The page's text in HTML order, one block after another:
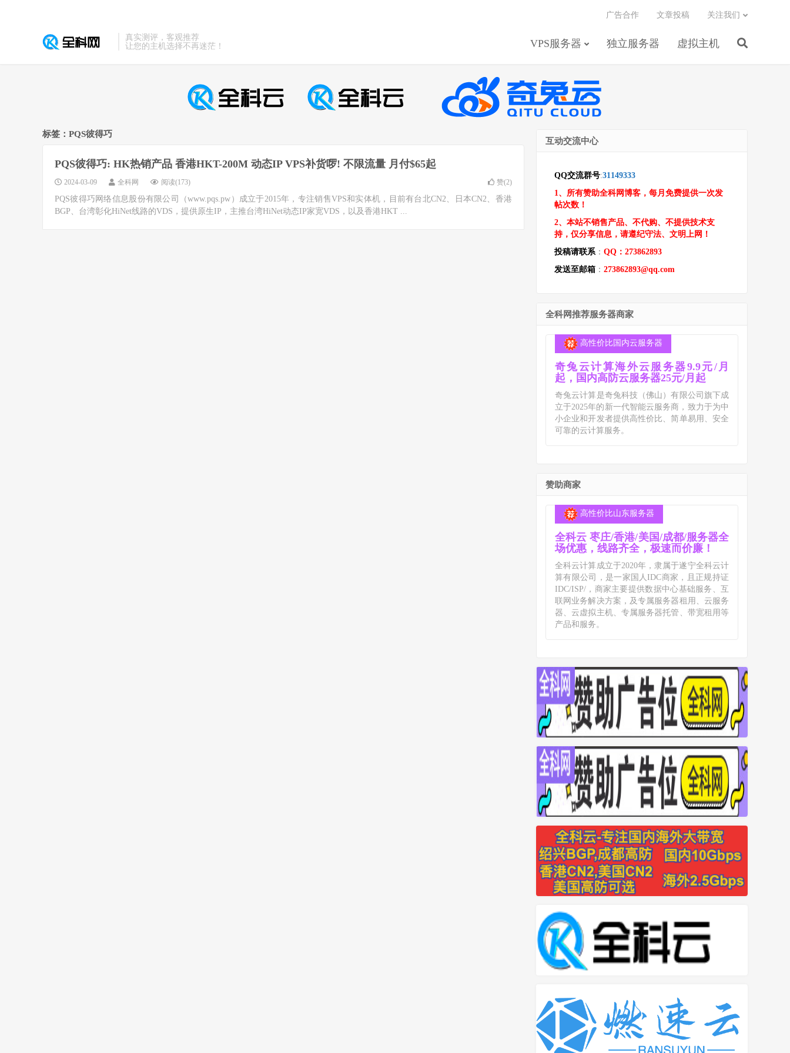
真实测评，客观推荐
让您的主机选择不再迷茫！
VPS服务器 独立服务器 虚拟主机
广告合作 文章投稿 关注我们
标签：PQS彼得巧
PQS彼得巧: HK热销产品 香港HKT-200M 动态IP VPS补货啰! 不限流量 月付$65起
2024-03-09 全科网 阅读(173) 赞(2)
PQS彼得巧网络信息股份有限公司（www.pqs.pw）成立于2015年，专注销售VPS和实体机，目前有台北CN2、日本CN2、香港
BGP、台湾彰化HiNet线路的VDS，提供原生IP，主推台湾HiNet动态IP家宽VDS，以及香港HKT ...
互动交流中心
QQ交流群号:31149333
1、所有赞助全科网博客，每月免费提供一次发
帖次数！
2、本站不销售产品、不代购、不提供技术支
持，仅分享信息，请遵纪守法、文明上网！
投稿请联系： QQ：273862893
发送至邮箱 ： 273862893@qq.com
全科网推荐服务器商家
高性价比国内云服务器
奇兔云计算海外云服务器9.9元/月
起，国内高防云服务器25元/月起
奇兔云计算是奇兔科技（佛山）有限公司旗下成
立于2025年的新一代智能云服务商，致力于为中
小企业和开发者提供高性价比、简单易用、安全
可靠的云计算服务。
赞助商家
高性价比山东服务器
全科云 枣庄/香港/美国/成都/服务器全
场优惠，线路齐全，极速而价廉！
全科云计算成立于2020年，隶属于遂宁全科云计
算有限公司，是一家国人IDC商家，且正规持证
IDC/ISP/，商家主要提供数据中心基础服务、互
联网业务解决方案，及专属服务器租用、云服务
器、云虚拟主机、专属服务器托管、带宽租用等
产品和服务。